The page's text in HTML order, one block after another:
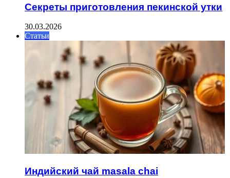
Секреты приготовления пекинской утки
30.03.2026
Статьи
Индийский чай masala chai